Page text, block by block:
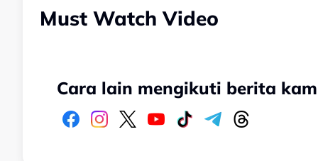
Must Watch Video
Cara lain mengikuti berita